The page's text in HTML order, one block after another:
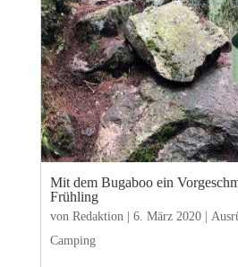
Mit dem Bugaboo ein
Frühling
von Redaktion| 6. März 2020|
Camping